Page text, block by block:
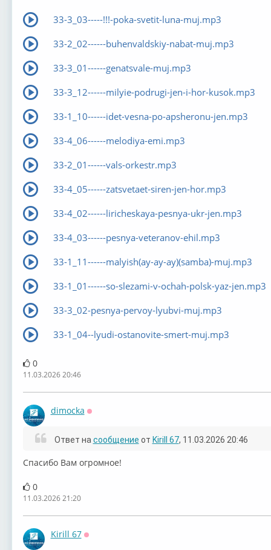
33-3_03-----!!!-poka-svetit-luna-muj.mp3
33-2_02------buhenvaldskiy-nabat-muj.mp3
33-3_01------genatsvale-muj.mp3
33-3_12------milyie-podrugi-jen-i-hor-kusok.mp3
33-1_10------idet-vesna-po-apsheronu-jen.mp3
33-4_06------melodiya-emi.mp3
33-2_01------vals-orkestr.mp3
33-4_05------zatsvetaet-siren-jen-hor.mp3
33-4_02------liricheskaya-pesnya-ukr-jen.mp3
33-4_03------pesnya-veteranov-ehil.mp3
33-1_11------malyish(ay-ay-ay)(samba)-muj.mp3
33-1_01------so-slezami-v-ochah-polsk-yaz-jen.mp3
33-3_02-pesnya-pervoy-lyubvi-muj.mp3
33-1_04--lyudi-ostanovite-smert-muj.mp3
0
11.03.2026 20:46
dimocka
Ответ на сообщение от Kirill 67, 11.03.2026 20:46
Спасибо Вам огромное!
0
11.03.2026 21:20
Kirill 67